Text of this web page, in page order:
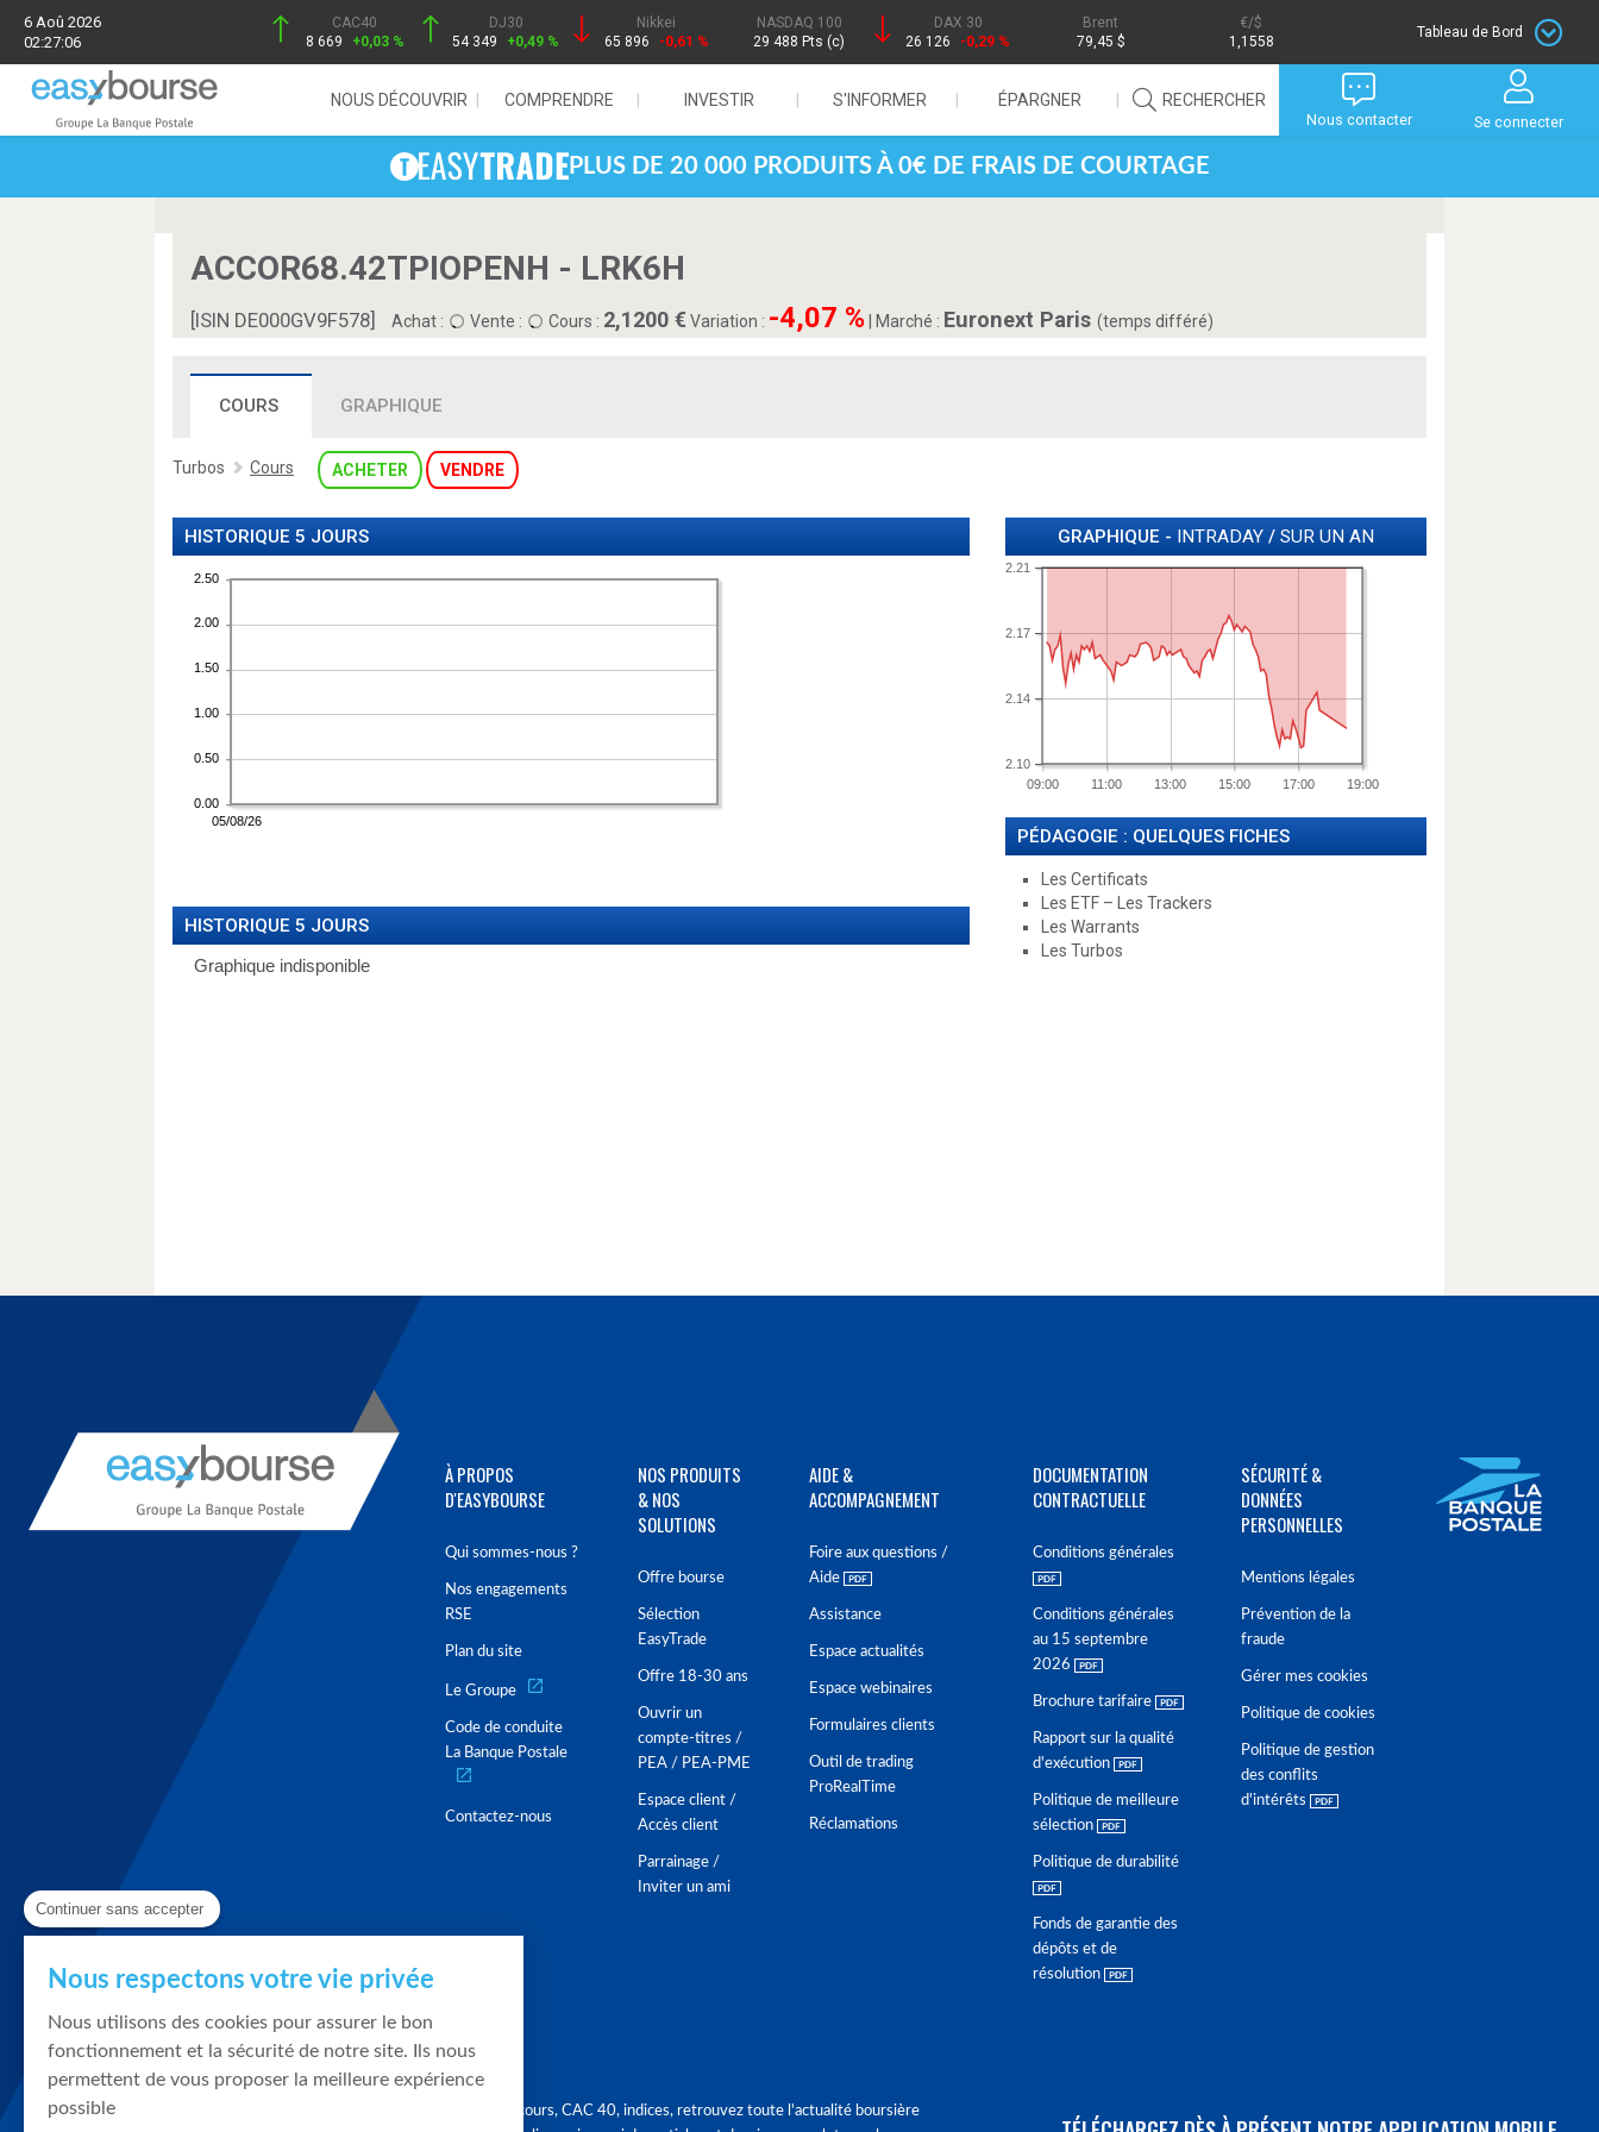
6 Aoû 2026
02:27:06
CAC40
8 669
+0,03 %
DJ30
54 349
+0,49 %
Nikkei
65 896
-0,61 %
NASDAQ 100
29 488 Pts (c)
DAX 30
26 126
-0,29 %
Brent
79,45 $
/$
1,1558
Tableau de Bord
NOUS DÉCOUVRIR COMPRENDRE INVESTIR S'INFORMER ÉPARGNER RECHERCHER
Nous contacter Se connecter
PLUS DE 20 000 PRODUITS À 0€ DE FRAIS DE COURTAGE
ACCOR68.42TPIOPENH - LRK6H
[ISIN DE000GV9F578] Achat : Vente : Cours : 2,1200Variation : -4,07 % Marché : Euronext Paris (temps différé)
COURS GRAPHIQUE
Turbos Cours ACHETER VENDRE
HISTORIQUE 5 JOURS
HISTORIQUE 5 JOURS
GRAPHIQUE - INTRADAY /SUR UN AN
09:00 11:00 13:00 15:00 17:00 19:00
2.10
2.14
2.17
2.21
PÉDAGOGIE : QUELQUES FICHES
Les Certificats
Les ETF – Les Trackers
Les Warrants
Les Turbos
À PROPOS
D'EASYBOURSE
Qui sommes-nous ?
Nos engagements
RSE
Plan du site
Le Groupe
Code de conduite
La Banque Postale
Contactez-nous
NOS PRODUITS
& NOS
SOLUTIONS
Offre bourse
Sélection
EasyTrade
Offre 18-30 ans
Ouvrir un
compte-titres /
PEA / PEA-PME
Espace client /
Accès client
Parrainage /
Inviter un ami
AIDE &
ACCOMPAGNEMENT
Foire aux questions /
Aide
Assistance
Espace actualités
Espace webinaires
Formulaires clients
Outil de trading
ProRealTime
Réclamations
DOCUMENTATION
CONTRACTUELLE
Conditions générales
Conditions générales
au 15 septembre
2026
Brochure tarifaire
Rapport sur la qualité
d'exécution
Politique de meilleure
sélection
Politique de durabilité
Fonds de garantie des
dépôts et de
résolution
SÉCURITÉ &
DONNÉES
PERSONNELLES
Mentions légales
Prévention de la
fraude
Gérer mes cookies
Politique de cookies
Politique de gestion
des conflits
d'intérêts
Graphique, cours, CAC 40, indices, retrouvez toute l'actualité boursière
Continuer sans accepter
Nous respectons votre vie privée
Nous utilisons des cookies pour assurer le bon
fonctionnement et la sécurité de notre site. Ils nous
permettent de vous proposer la meilleure expérience
possible